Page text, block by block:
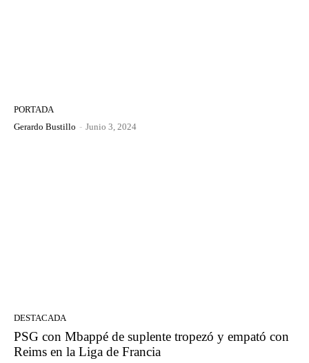
PORTADA
Gerardo Bustillo - Junio 3, 2024
DESTACADA
PSG con Mbappé de suplente tropezó y empató con
Reims en la Liga de Francia